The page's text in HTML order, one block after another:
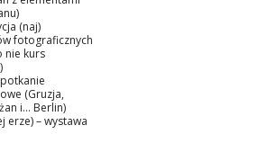
(naj)
fotograficznych
nie kurs
(Gruzja,
i… Berlin)
erze) – wystawa